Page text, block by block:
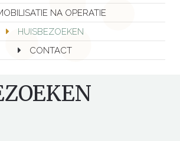
NA OPERATIE
HUISBEZOEKEN
CONTACT